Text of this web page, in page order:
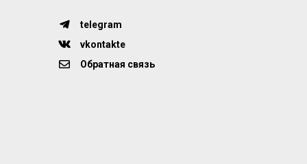
telegram
vkontakte
Обратная связь